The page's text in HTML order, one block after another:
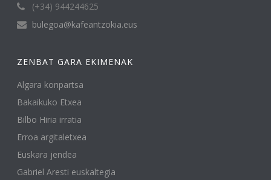
(+34) 944244625
bulegoa@kafeantzokia.eus
ZENBAT GARA EKIMENAK
Algara konpartsa
Bakaikuko Etxea
Bilbo Hiria irratia
Erroa argitaletxea
Euskara jendea
Gabriel Aresti euskaltegia